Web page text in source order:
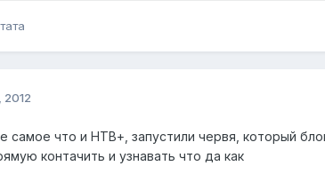
2012
что и НТВ+, запустили червя, который
контачить и узнавать что да как